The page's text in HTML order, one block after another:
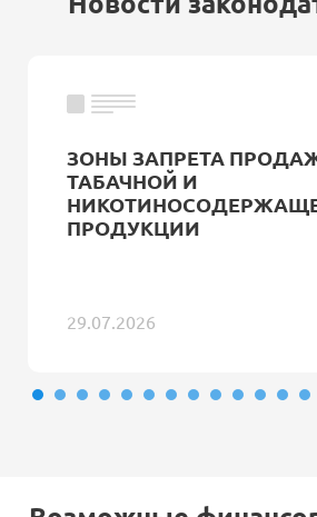
ЗОНЫ ЗАПРЕТА
ТАБАЧНОЙ И
ПРОДУКЦИИ
29.07.2026